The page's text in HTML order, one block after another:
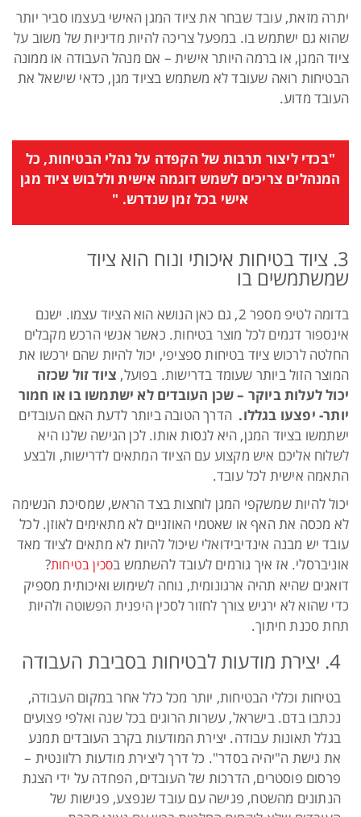
יתרה מזאת, עובד שבחר את ציוד המגן האישי בעצמו סביר יותר
שהוא גם ישתמש בו. במפעל צריכה להיות מדיניות של משוב על
ציוד המגן, או ברמה היותר אישית – אם מנהל העבודה או ממונה
הבטיחות רואה שעובד לא משתמש בציוד מגן, כדאי שישאל את
העובד מדוע.
"בכדי ליצור תרבות של הקפדה על נהלי הבטיחות, כל
המנהלים צריכים לשמש דוגמה אישית וללבוש ציוד מגן
אישי בכל זמן שנדרש. "
3. ציוד בטיחות איכותי ונוח הוא ציוד
שמשתמשים בו
בדומה לטיפ מספר 2, גם כאן הנושא הוא הציוד עצמו. ישנם
אינספור דגמים לכל מוצר בטיחות. כאשר אנשי הרכש מקבלים
החלטה לרכוש ציוד בטיחות ספציפי, יכול להיות שהם ירכשו את
המוצר הזול ביותר שעומד בדרישות. בפועל, ציוד זול שכזה
יכול לעלות ביוקר – שכן העובדים לא ישתמשו בו או חמור
יותר- יפצעו בגללו. הדרך הטובה ביותר לדעת האם העובדים
ישתמשו בציוד המגן, היא לנסות אותו. לכן הגישה שלנו היא
לשלוח אליכם איש מקצוע עם הציוד המתאים לדרישות, ולבצע
התאמה אישית לכל עובד.
יכול להיות שמשקפי המגן לוחצות בצד הראש, שמסיכת הנשימה
לא מכסה את האף או שאטמי האוזניים לא מתאימים לאוזן. לכל
עובד יש מבנה אינדיבידואלי שיכול להיות לא מתאים לציוד מאד
אוניברסלי. אז איך גורמים לעובד להשתמש בסכין בטיחות?
דואגים שהיא תהיה ארגונומית, נוחה לשימוש ואיכותית מספיק
כדי שהוא לא ירגיש צורך לחזור לסכין היפנית הפשוטה ולהיות
תחת סכנת חיתוך.
4. יצירת מודעות לבטיחות בסביבת העבודה
בטיחות וכללי הבטיחות, יותר מכל כלל אחר במקום העבודה,
נכתבו בדם. בישראל, עשרות הרוגים בכל שנה ואלפי פצועים
בגלל תאונות עבודה. יצירת המודעות בקרב העובדים תמנע
את גישת ה"יהיה בסדר". כל דרך ליצירת מודעות רלוונטית –
פרסום פוסטרים, הדרכות של העובדים, הפחדה על ידי הצגת
הנתונים מהשטח, פגישה עם עובד שנפצע, פגישות של